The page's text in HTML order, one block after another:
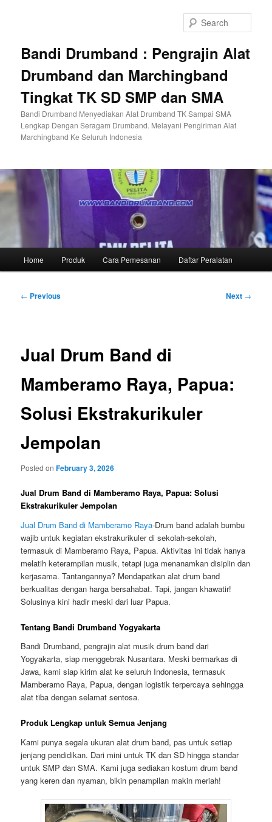
Bandi Drumband : Pengrajin Alat
Drumband dan Marchingband
Tingkat TK SD SMP dan SMA
Bandi Drumband Menyediakan Alat Drumband TK Sampai SMA
Lengkap Dengan Seragam Drumband. Melayani Pengiriman Alat
Marchingband Ke Seluruh Indonesia
Home Produk Cara Pemesanan Daftar Peralatan
Post
← Previous Next →
Jual Drum Band di
Mamberamo Raya, Papua:
Solusi Ekstrakurikuler
Jempolan
Posted onFebruary 3, 2026
Jual Drum Band di Mamberamo Raya, Papua: Solusi
Ekstrakurikuler Jempolan
Jual Drum Band di Mamberamo Raya-Drum band adalah bumbu
wajib untuk kegiatan ekstrakurikuler di sekolah-sekolah,
termasuk di Mamberamo Raya, Papua. Aktivitas ini tidak hanya
melatih keterampilan musik, tetapi juga menanamkan disiplin dan
kerjasama. Tantangannya? Mendapatkan alat drum band
berkualitas dengan harga bersahabat. Tapi, jangan khawatir!
Solusinya kini hadir meski dari luar Papua.
Tentang Bandi Drumband Yogyakarta
Bandi Drumband, pengrajin alat musik drum band dari
Yogyakarta, siap menggebrak Nusantara. Meski bermarkas di
Jawa, kami siap kirim alat ke seluruh Indonesia, termasuk
Mamberamo Raya, Papua, dengan logistik terpercaya sehingga
alat tiba dengan selamat sentosa.
Produk Lengkap untuk Semua Jenjang
Kami punya segala ukuran alat drum band, pas untuk setiap
jenjang pendidikan. Dari mini untuk TK dan SD hingga standar
untuk SMP dan SMA. Kami juga sediakan kostum drum band
yang keren dan nyaman, bikin penampilan makin meriah!